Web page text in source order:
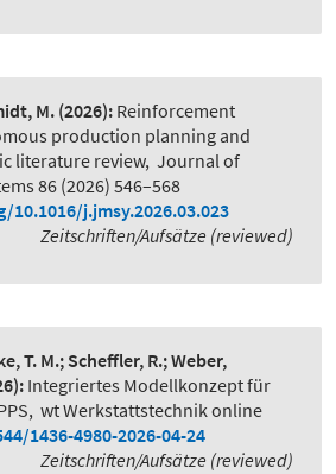
M. (2026): Reinforcement
production planning and
literature review, Journal of
86 (2026) 546–568
j.jmsy.2026.03.023
Zeitschriften/Aufsätze (reviewed)
T. M.; Scheffler, R.; Weber,
Integriertes Modellkonzept für
, wt Werkstattstechnik online
1436-4980-2026-04-24
Zeitschriften/Aufsätze (reviewed)